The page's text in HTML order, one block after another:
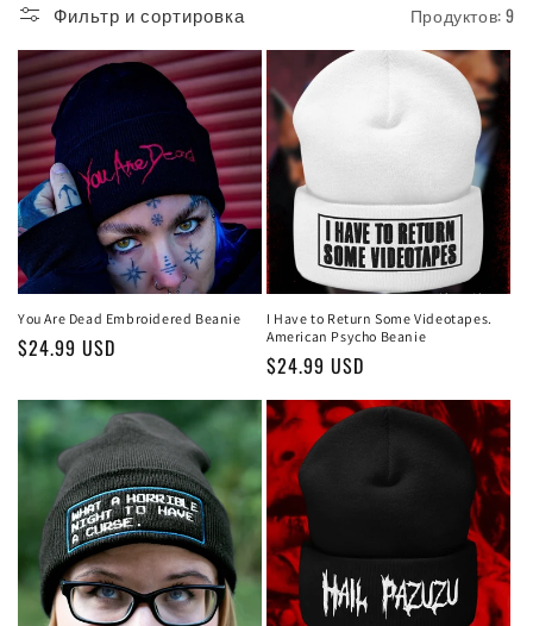
л
е
к
ц
и
я
:
Фильтр и сортировка Продуктов: 9
You Are Dead Embroidered Beanie
Обычная
$24.99 USD
I Have to Return Some Videotapes.
American Psycho Beanie
Обычная
цена
$24.99 USD